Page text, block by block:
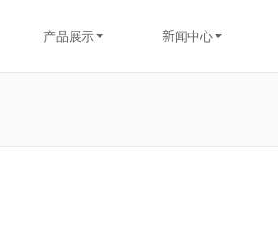
产品展示 新闻中心